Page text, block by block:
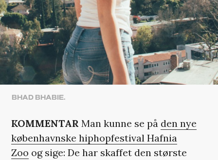
BHAD BHABIE.
KOMMENTAR Man kunne se på den nye
københavnske hiphopfestival Hafnia
Zoo og sige: De har skaffet den største